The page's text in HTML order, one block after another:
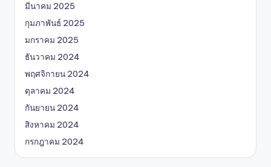
มีนาคม 2025
กุมภาพันธ์ 2025
มกราคม 2025
ธันวาคม 2024
พฤศจิกายน 2024
ตุลาคม 2024
กันยายน 2024
สิงหาคม 2024
กรกฎาคม 2024